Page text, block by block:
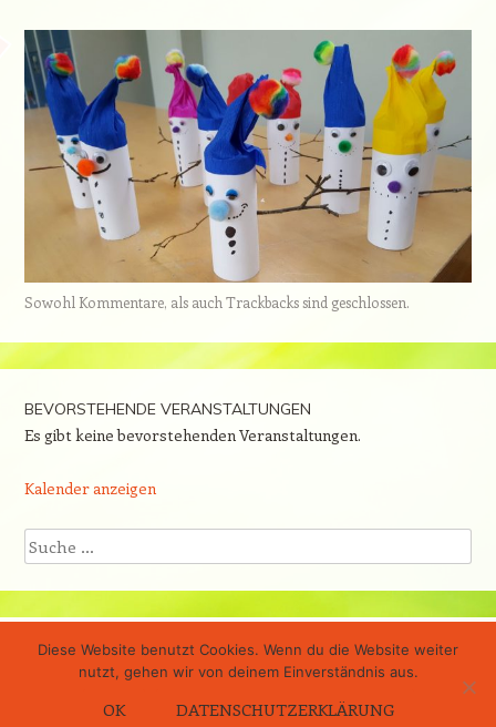
Sowohl Kommentare, als auch Trackbacks sind geschlossen.
BEVORSTEHENDE VERANSTALTUNGEN
Es gibt keine bevorstehenden Veranstaltungen.
Kalender anzeigen
Suche
Stolz präsentiert von WordPress
Theme: Confit von
Diese Website benutzt Cookies. Wenn du die Website weiter
nutzt, gehen wir von deinem Einverständnis aus.
OK DATENSCHUTZERKLÄRUNG